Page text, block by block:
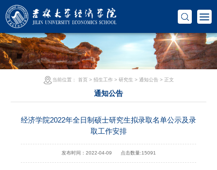
当前位置：首页 >招生工作 >研究生 >通知公告 > 正文
通知公告
经济学院2022年全日制硕士研究生拟录取名单公示及录
取工作安排
发布时间：2022-04-09 点击数量:15091